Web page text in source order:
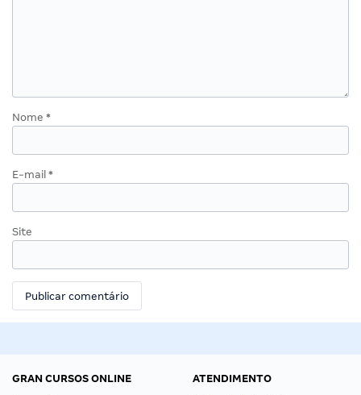
Nome *
E-mail *
Site
GRAN CURSOS ONLINE
ATENDIMENTO